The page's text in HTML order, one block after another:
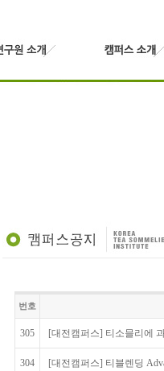
번호
305 [대전캠퍼스] 티소믈리에
304 [대전캠퍼스] 티블렌딩